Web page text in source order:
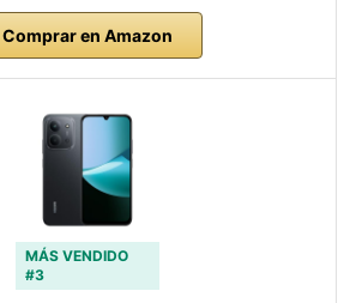
Comprar en Amazon
MÁS VENDIDO
#3